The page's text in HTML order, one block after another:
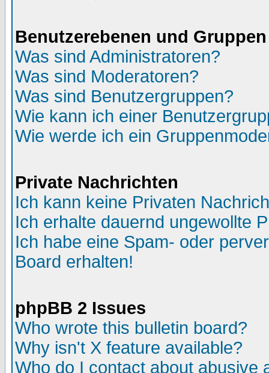
Benutzerebenen und Gruppen
Was sind Administratoren?
Was sind Moderatoren?
Was sind Benutzergruppen?
Wie kann ich einer
Wie werde ich ein
Private Nachrichten
Ich kann keine Privaten
Ich erhalte dauernd ungewollte
Ich habe eine Spam- oder
Board erhalten!
phpBB 2 Issues
Who wrote this bulletin board?
Why isn't X feature available?
Who do I contact about abusive